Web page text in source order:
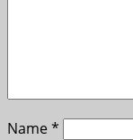
Name*